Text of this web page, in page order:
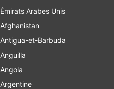
Émirats Arabes Unis
Afghanistan
Antigua-et-Barbuda
Anguilla
Angola
Argentine